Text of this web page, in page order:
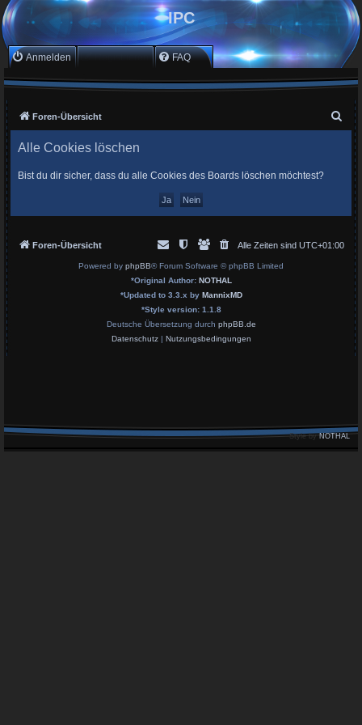
IPC
Anmelden Registrieren FAQ
Foren-Übersicht
Alle Cookies löschen
Bist du dir sicher, dass du alle Cookies des Boards löschen möchtest?
Foren-Übersicht Alle Zeiten sind UTC+01:00
Powered by phpBB® Forum Software © phpBB Limited
*Original Author: NOTHAL
*Updated to 3.3.x by MannixMD
*Style version: 1.1.8
Deutsche Übersetzung durch phpBB.de
Datenschutz| Nutzungsbedingungen
Style byNOTHAL